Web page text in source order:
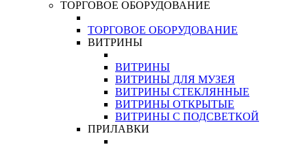
ТОРГОВОЕ ОБОРУДОВАНИЕ
ТОРГОВОЕ ОБОРУДОВАНИЕ
ВИТРИНЫ
ВИТРИНЫ
ВИТРИНЫ ДЛЯ МУЗЕЯ
ВИТРИНЫ СТЕКЛЯННЫЕ
ВИТРИНЫ ОТКРЫТЫЕ
ВИТРИНЫ С ПОДСВЕТКОЙ
ПРИЛАВКИ